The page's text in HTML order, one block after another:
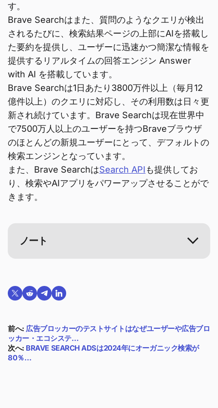
す。
Brave Searchはまた、質問のようなクエリが検出
されるたびに、検索結果ページの上部にAIを搭載し
た要約を提供し、ユーザーに迅速かつ簡潔な情報を
提供するリアルタイムの回答エンジン Answer
with AI を搭載しています。
Brave Searchは1日あたり3800万件以上（毎月12
億件以上）のクエリに対応し、その利用数は日々更
新され続けています。Brave Searchは現在世界中
で7500万人以上のユーザーを持つBraveブラウザ
のほとんどの新規ユーザーにとって、デフォルトの
検索エンジンとなっています。
また、Brave SearchはSearch APIも提供してお
り、検索やAIアプリをパワーアップさせることがで
きます。
ノート
Twitterで共有する
Reddit で共有
Telegramで共有
LinkedInで共有
前へ: 広告ブロッカーのテストサイトはなぜユーザーや広告ブロ
ッカー・エコシステ…
次へ: BRAVE SEARCH ADSは2024年にオーガニック検索が
80％…